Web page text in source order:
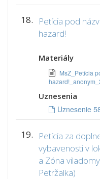
18.
Petícia pod
hazard!
Materiály
MsZ_Petícia
Uznesenia
Uznesenie
19.
Petícia za
vybavenosti v
a Zóna
Petržalka)